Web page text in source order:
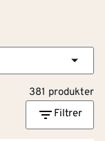
381 produkter
Filtrer